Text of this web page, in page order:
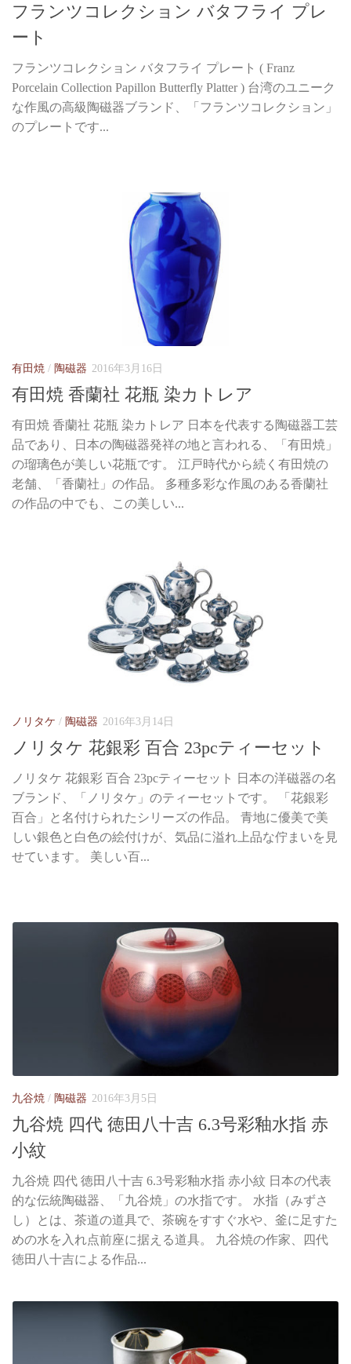
フランツコレクション バタフライ プレ
ート
フランツコレクション バタフライ プレート ( Franz
Porcelain Collection Papillon Butterfly Platter ) 台湾のユニーク
な作風の高級陶磁器ブランド、「フランツコレクション」
のプレートです...
有田焼 / 陶磁器 2016年3月16日
有田焼 香蘭社 花瓶 染カトレア
有田焼 香蘭社 花瓶 染カトレア 日本を代表する陶磁器工芸
品であり、日本の陶磁器発祥の地と言われる、「有田焼」
の瑠璃色が美しい花瓶です。 江戸時代から続く有田焼の
老舗、「香蘭社」の作品。 多種多彩な作風のある香蘭社
の作品の中でも、この美しい...
ノリタケ / 陶磁器 2016年3月14日
ノリタケ 花銀彩 百合 23pcティーセット
ノリタケ 花銀彩 百合 23pcティーセット 日本の洋磁器の名
ブランド、「ノリタケ」のティーセットです。 「花銀彩
百合」と名付けられたシリーズの作品。 青地に優美で美
しい銀色と白色の絵付けが、気品に溢れ上品な佇まいを見
せています。 美しい百...
九谷焼 / 陶磁器 2016年3月5日
九谷焼 四代 徳田八十吉 6.3号彩釉水指 赤
小紋
九谷焼 四代 徳田八十吉 6.3号彩釉水指 赤小紋 日本の代表
的な伝統陶磁器、「九谷焼」の水指です。 水指（みずさ
し）とは、茶道の道具で、茶碗をすすぐ水や、釜に足すた
めの水を入れ点前座に据える道具。 九谷焼の作家、四代
徳田八十吉による作品...